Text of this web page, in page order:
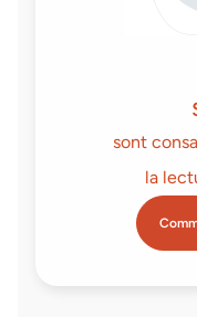
sont
la